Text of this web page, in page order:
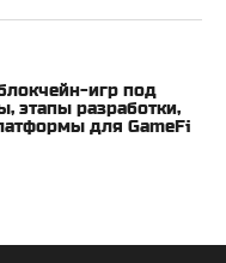
игр под
этапы разработки,
для GameFi